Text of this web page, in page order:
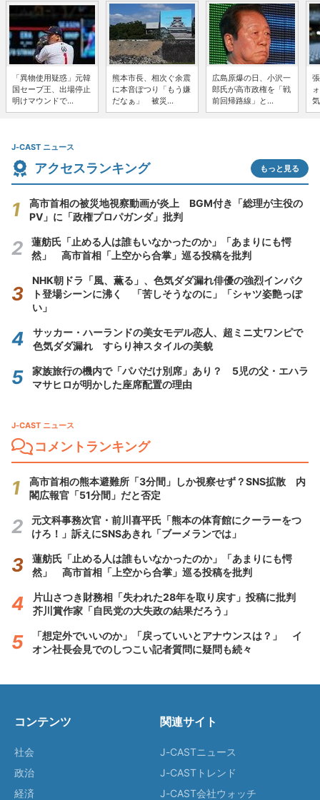
「異物使用疑惑」元韓
国セーブ王、出場停止
明けマウンドで...
熊本市長、相次ぐ余震
に本音ぽつり「もう嫌
だなぁ」 被災...
広島原爆の日、小沢一
郎氏が高市政権を「戦
前回帰路線」と...
J-CAST ニュース
アクセスランキング もっと見る
高市首相の被災地視察動画が炎上 BGM付き「総理が主役の
PV」に「政権プロパガンダ」批判
蓮舫氏「止める人は誰もいなかったのか」「あまりにも愕
然」 高市首相「上空から合掌」巡る投稿を批判
NHK朝ドラ「風、薫る」、色気ダダ漏れ俳優の強烈インパク
ト登場シーンに沸く 「苦しそうなのに」「シャツ姿艶っぽ
い」
サッカー・ハーランドの美女モデル恋人、超ミニ丈ワンピで
色気ダダ漏れ すらり神スタイルの美貌
家族旅行の機内で「パパだけ別席」あり？ 5児の父・エハラ
マサヒロが明かした座席配置の理由
J-CAST ニュース
コメントランキング
高市首相の熊本避難所「3分間」しか視察せず？SNS拡散 内
閣広報官「51分間」だと否定
元文科事務次官・前川喜平氏「熊本の体育館にクーラーをつ
けろ！」訴えにSNSあきれ「ブーメランでは」
蓮舫氏「止める人は誰もいなかったのか」「あまりにも愕
然」 高市首相「上空から合掌」巡る投稿を批判
片山さつき財務相「失われた28年を取り戻す」投稿に批判
芥川賞作家「自民党の大失政の結果だろう」
「想定外でいいのか」「戻っていいとアナウンスは？」 イ
オン社長会見でのしつこい記者質問に疑問も続々
コンテンツ
社会
政治
経済
関連サイト
J-CASTニュース
J-CASTトレンド
J-CAST会社ウォッチ